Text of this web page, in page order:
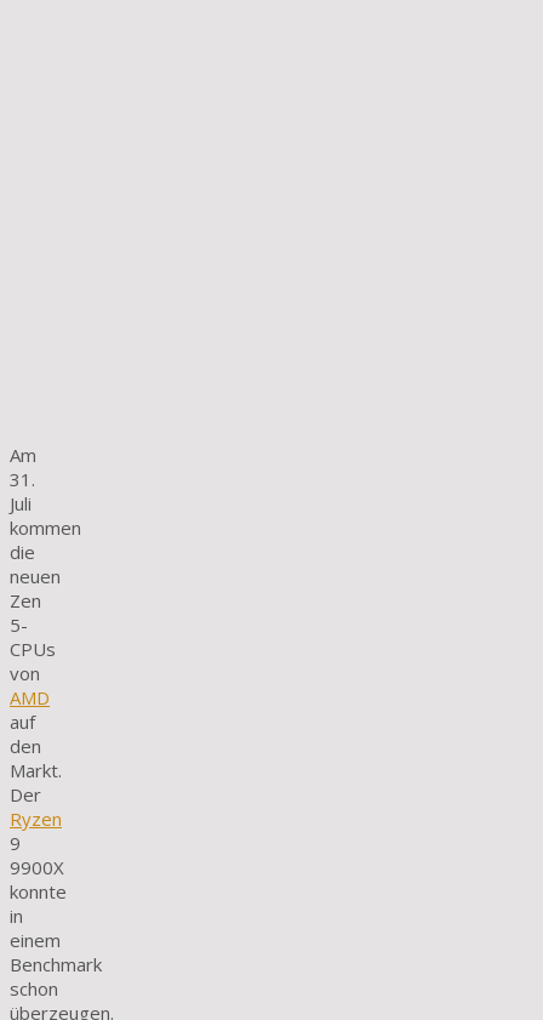
Am
31.
Juli
kommen
die
neuen
Zen
5-
CPUs
von
AMD
auf
den
Markt.
Der
Ryzen
9
9900X
konnte
in
einem
Benchmark
schon
überzeugen.